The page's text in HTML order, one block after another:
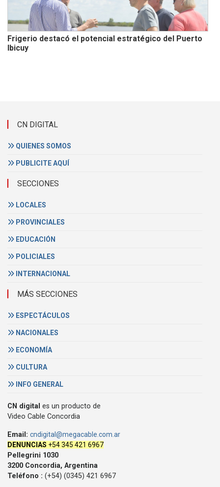
Frigerio destacó el potencial estratégico del Puerto
Ibicuy
CN DIGITAL
QUIENES SOMOS
PUBLICITE AQUÍ
SECCIONES
LOCALES
PROVINCIALES
EDUCACIÓN
POLICIALES
INTERNACIONAL
MÁS SECCIONES
ESPECTÁCULOS
NACIONALES
ECONOMÍA
CULTURA
INFO GENERAL
CN digital es un producto de
Video Cable Concordia
Email: cndigital@megacable.com.ar
DENUNCIAS +54 345 421 6967
Pellegrini 1030
3200 Concordia, Argentina
Teléfono : (+54) (0345) 421 6967